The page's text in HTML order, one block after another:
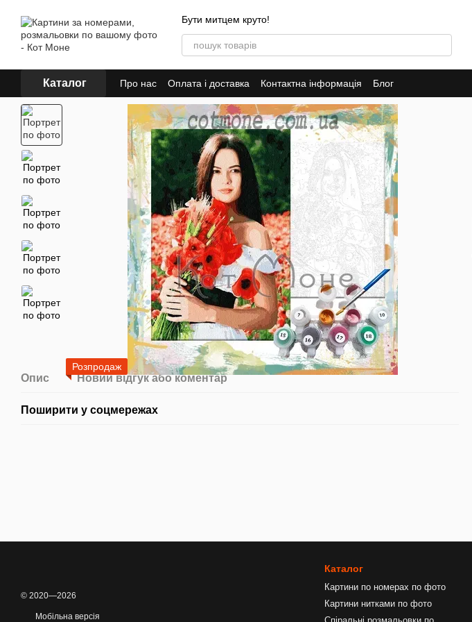
Бути митцем круто!
Каталог Про нас Оплата і доставка Контактна інформація Блог
Розпродаж
Опис Новий відгук або коментар
Поширити у соцмережах
© 2020—2026
Мобільна версія
Каталог
Картини по номерах по фото
Картини нитками по фото